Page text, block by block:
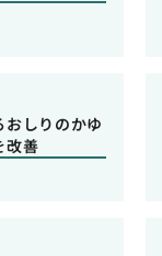
しりのかゆ
改善